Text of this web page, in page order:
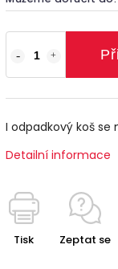
I odpadkový koš
Detailní informace
Tisk Zeptat se